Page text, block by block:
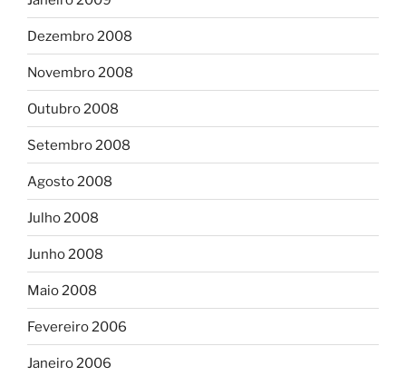
Dezembro 2008
Novembro 2008
Outubro 2008
Setembro 2008
Agosto 2008
Julho 2008
Junho 2008
Maio 2008
Fevereiro 2006
Janeiro 2006